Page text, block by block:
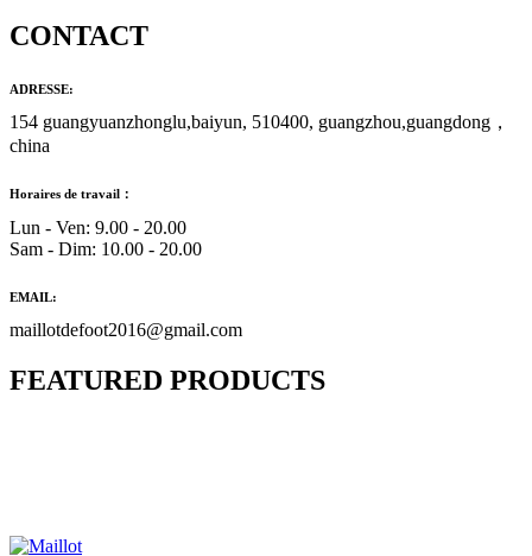
CONTACT
ADRESSE:
154 guangyuanzhonglu,baiyun, 510400, guangzhou,guangdong，
china
Horaires de travail：
Lun - Ven: 9.00 - 20.00
Sam - Dim: 10.00 - 20.00
EMAIL:
maillotdefoot2016@gmail.com
FEATURED PRODUCTS